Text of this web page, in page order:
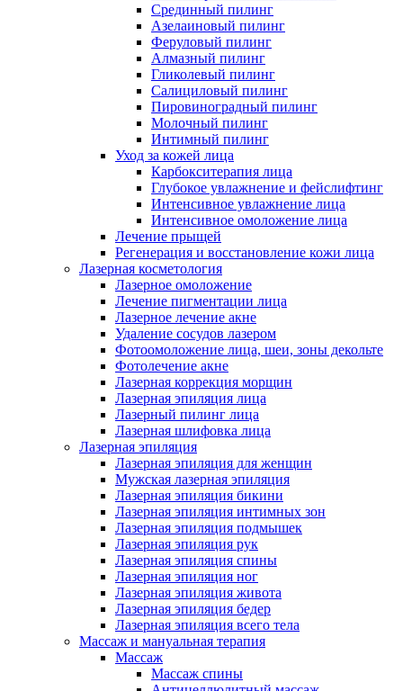
Срединный пилинг
Азелаиновый пилинг
Феруловый пилинг
Алмазный пилинг
Гликолевый пилинг
Салициловый пилинг
Пировиноградный пилинг
Молочный пилинг
Интимный пилинг
Уход за кожей лица
Карбокситерапия лица
Глубокое увлажнение и фейслифтинг
Интенсивное увлажнение лица
Интенсивное омоложение лица
Лечение прыщей
Регенерация и восстановление кожи лица
Лазерная косметология
Лазерное омоложение
Лечение пигментации лица
Лазерное лечение акне
Удаление сосудов лазером
Фотоомоложение лица, шеи, зоны декольте
Фотолечение акне
Лазерная коррекция морщин
Лазерная эпиляция лица
Лазерный пилинг лица
Лазерная шлифовка лица
Лазерная эпиляция
Лазерная эпиляция для женщин
Мужская лазерная эпиляция
Лазерная эпиляция бикини
Лазерная эпиляция интимных зон
Лазерная эпиляция подмышек
Лазерная эпиляция рук
Лазерная эпиляция спины
Лазерная эпиляция ног
Лазерная эпиляция живота
Лазерная эпиляция бедер
Лазерная эпиляция всего тела
Массаж и мануальная терапия
Массаж
Массаж спины